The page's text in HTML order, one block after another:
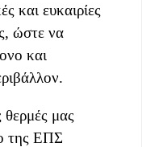
και ευκαιρίες
ώστε να
και
μας
της ΕΠΣ